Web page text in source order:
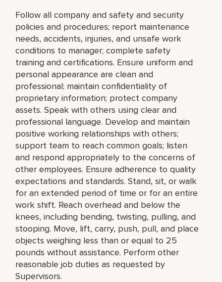
Follow all company and safety and security
policies and procedures; report maintenance
needs, accidents, injuries, and unsafe work
conditions to manager; complete safety
training and certifications. Ensure uniform and
personal appearance are clean and
professional; maintain confidentiality of
proprietary information; protect company
assets. Speak with others using clear and
professional language. Develop and maintain
positive working relationships with others;
support team to reach common goals; listen
and respond appropriately to the concerns of
other employees. Ensure adherence to quality
expectations and standards. Stand, sit, or walk
for an extended period of time or for an entire
work shift. Reach overhead and below the
knees, including bending, twisting, pulling, and
stooping. Move, lift, carry, push, pull, and place
objects weighing less than or equal to 25
pounds without assistance. Perform other
reasonable job duties as requested by
Supervisors.